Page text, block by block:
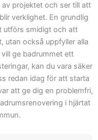
projektet och ser till att
verklighet. En grundlig
utförs smidigt och att
utan också uppfyller alla
ge badrummet ett
kan du vara säker
redan idag för att starta
att ge dig en problemfri,
i hjärtat